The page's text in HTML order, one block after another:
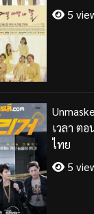
5
เวลา ต
ไทย
5